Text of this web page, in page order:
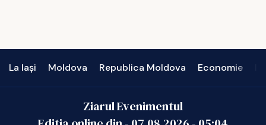
La Iași Moldova Republica Moldova Economie
Ziarul Evenimentul